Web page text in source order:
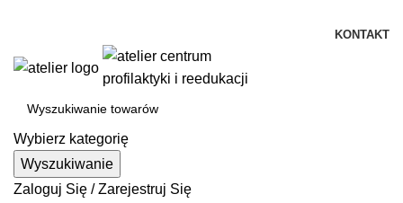
KONTAKT
Wybierz kategorię
Wyszukiwanie
Zaloguj Się / Zarejestruj Się